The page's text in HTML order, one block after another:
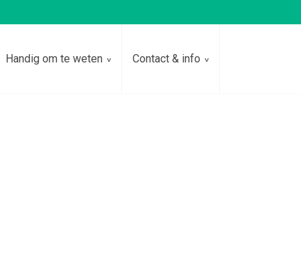
Handig om te weten Contact & info